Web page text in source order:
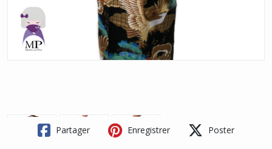
Partager Enregistrer Poster